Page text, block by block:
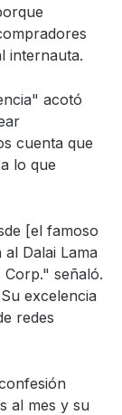
internauta.
acotó
cuenta que
lo que
[el famoso
Dalai Lama
señaló.
excelencia
redes
al mes y su